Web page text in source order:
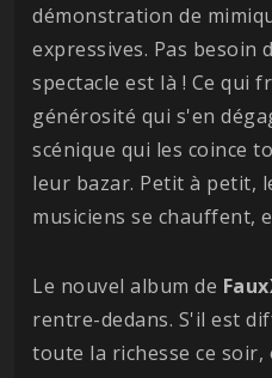
démonstration de
expressives. Pas besoin
spectacle est là ! Ce qui
générosité qui s'en
scénique qui les coince
leur bazar. Petit à petit,
musiciens se chauffent,
Le nouvel album de
rentre-dedans. S'il est
toute la richesse ce